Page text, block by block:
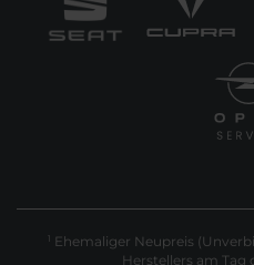
1 Ehemaliger Neupreis
Herstellers am Tag